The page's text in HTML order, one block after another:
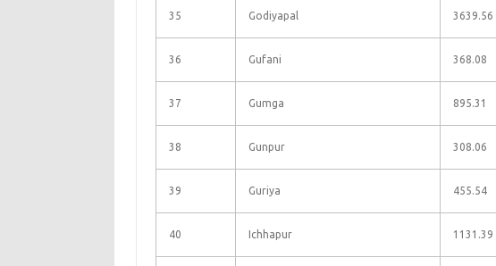
35 Godiyapal 3639.56
36 Gufani 368.08
37 Gumga 895.31
38 Gunpur 308.06
39 Guriya 455.54
40 Ichhapur 1131.39